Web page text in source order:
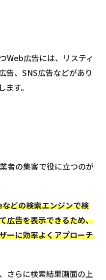
Web広告には、リスティ
告、SNS広告などがあり
す。
者の集客で役に立つのが
どの検索エンジンで検
広告を表示できるため、
ーに効率よくアプローチ
さらに検索結果画面の上